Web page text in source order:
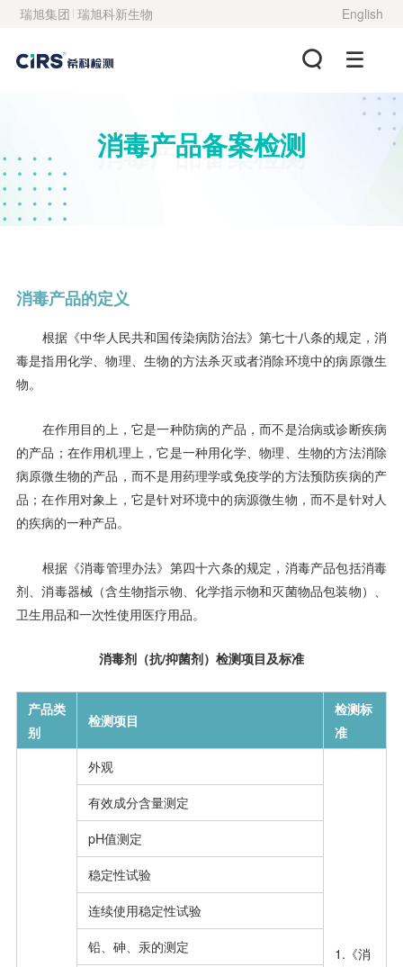
瑞旭集团 瑞旭科新生物 English
消毒产品备案检测
消毒产品备案检测
消毒产品的定义
根据《中华人民共和国传染病防治法》第七十八条的规定，消
毒是指用化学、物理、生物的方法杀灭或者消除环境中的病原微生
物。
在作用目的上，它是一种防病的产品，而不是治病或诊断疾病
的产品；在作用机理上，它是一种用化学、物理、生物的方法消除
病原微生物的产品，而不是用药理学或免疫学的方法预防疾病的产
品；在作用对象上，它是针对环境中的病源微生物，而不是针对人
的疾病的一种产品。
根据《消毒管理办法》第四十六条的规定，消毒产品包括消毒
剂、消毒器械（含生物指示物、化学指示物和灭菌物品包装物）、
卫生用品和一次性使用医疗用品。
消毒剂（抗/抑菌剂）检测项目及标准
产品类
别
检测项目
检测标
准
外观
1.《消
有效成分含量测定
pH值测定
稳定性试验
连续使用稳定性试验
铅、砷、汞的测定